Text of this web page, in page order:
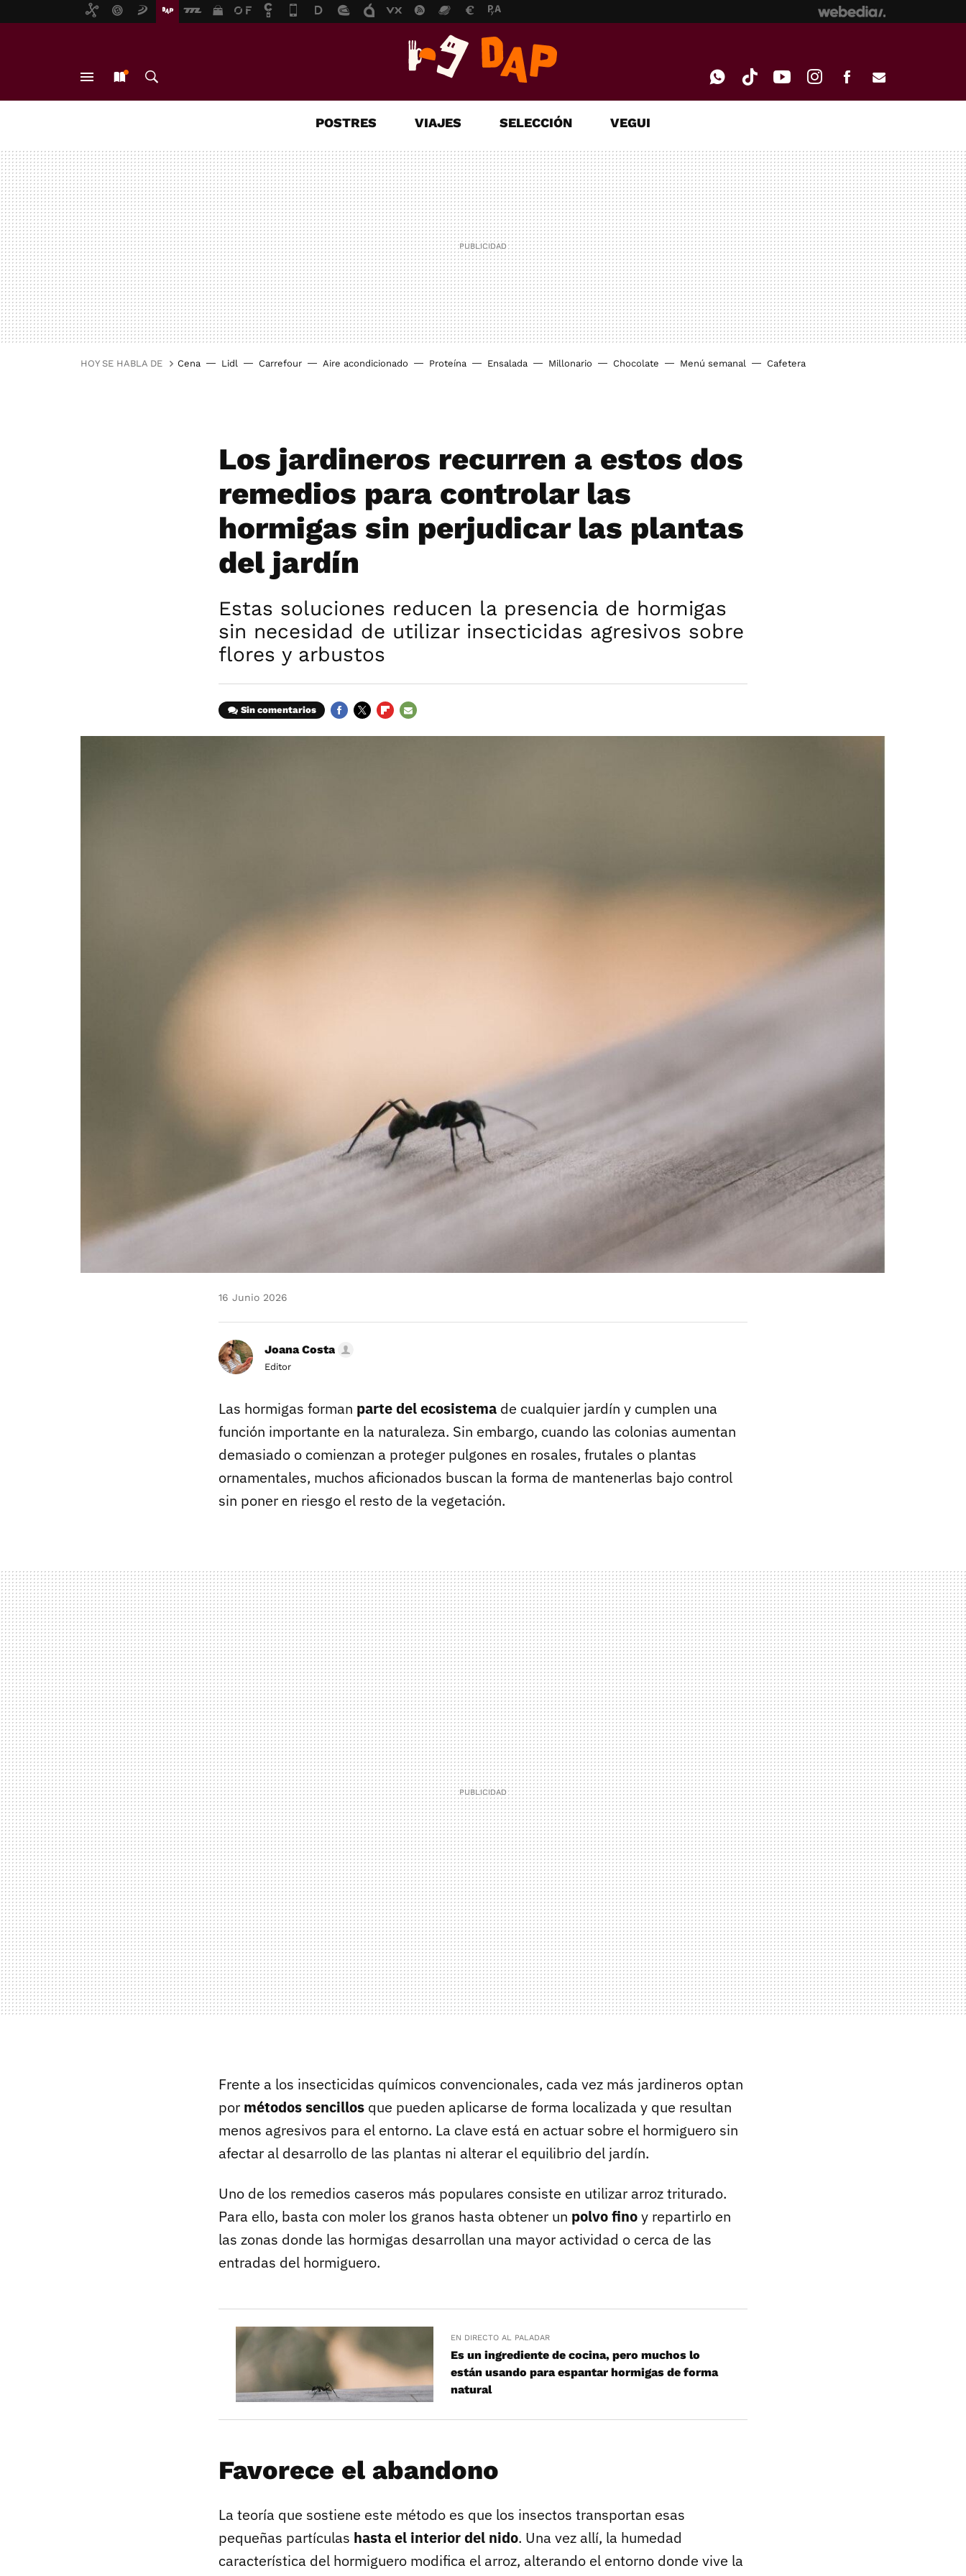
MAIL
POSTRES VIAJES SELECCIÓN VEGUI
HOY SE HABLA DE Cena Lidl Carrefour Aire acondicionado Proteína Ensalada Millonario Chocolate Menú semanal Cafetera
Los jardineros recurren a estos dos
remedios para controlar las
hormigas sin perjudicar las plantas
del jardín
Estas soluciones reducen la presencia de hormigas
sin necesidad de utilizar insecticidas agresivos sobre
flores y arbustos
Sin comentarios
16 Junio 2026
Joana Costa
Editor
Las hormigas forman parte del ecosistema de cualquier jardín y cumplen una
función importante en la naturaleza. Sin embargo, cuando las colonias aumentan
demasiado o comienzan a proteger pulgones en rosales, frutales o plantas
ornamentales, muchos aficionados buscan la forma de mantenerlas bajo control
sin poner en riesgo el resto de la vegetación.
Frente a los insecticidas químicos convencionales, cada vez más jardineros optan
por métodos sencillos que pueden aplicarse de forma localizada y que resultan
menos agresivos para el entorno. La clave está en actuar sobre el hormiguero sin
afectar al desarrollo de las plantas ni alterar el equilibrio del jardín.
Uno de los remedios caseros más populares consiste en utilizar arroz triturado.
Para ello, basta con moler los granos hasta obtener un polvo finoy repartirlo en
las zonas donde las hormigas desarrollan una mayor actividad o cerca de las
entradas del hormiguero.
EN DIRECTO AL PALADAR
Es un ingrediente de cocina, pero muchos lo
están usando para espantar hormigas de forma
natural
Favorece el abandono
La teoría que sostiene este método es que los insectos transportan esas
pequeñas partículas hasta el interior del nido. Una vez allí, la humedad
característica del hormiguero modifica el arroz, alterando el entorno donde vive la